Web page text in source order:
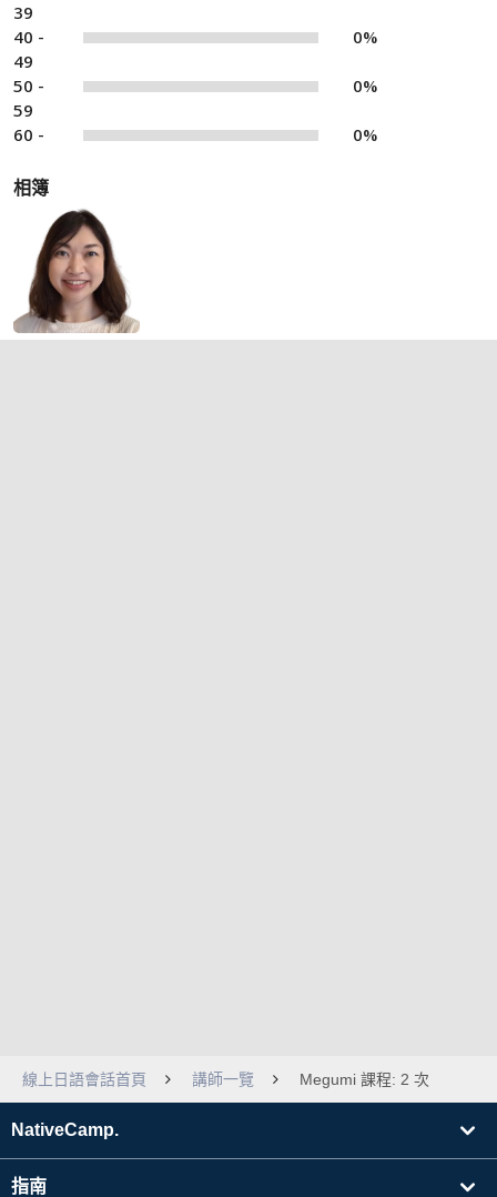
39
40 -
49
0%
50 -
59
0%
60 - 0%
相簿
線上日語會話首頁 講師一覽 Megumi 課程: 2 次
NativeCamp.
指南